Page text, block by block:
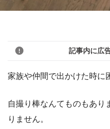
記事内に広
家族や仲間で出かけた時に
自撮り棒なんてものもあり
りません。